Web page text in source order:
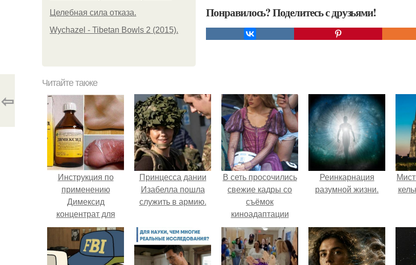
Целебная сила отказа.
Wychazel - Tibetan Bowls 2 (2015).
Понравилось? Поделитесь с друзьями!
⇦
Читайте также
Инструкция по
применению
Димексид
концентрат для
приг. Димексид
концентрат -
Южфарм -
Принцесса дании
Изабелла пошла
служить в армию.
В сеть просочились
свежие кадры со
съёмок
киноадаптации
"Рапунцель", и всё
внимание
моментально
Реинкарнация
разумной жизни.